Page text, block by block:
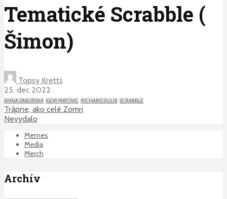
Tematické Scrabble (
Šimon)
Topsy Kretts
25. dec 2022
ANNA ZABORSKA IGOR MATOVIC RICHARD SULIK SCRABBLE
Trápne, ako celé Zomri
Nevydalo
Memes
Media
Merch
Archív